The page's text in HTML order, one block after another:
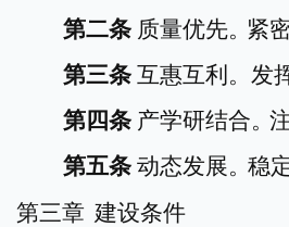
第二条 质量优先。 紧
第三条 互惠互利。发
第 四条 产学研结合。
第五条 动态发展。 稳
第三章 建设条件